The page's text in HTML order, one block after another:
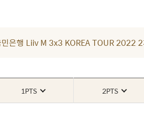
은행 Liiv M 3x3 KOREA TOUR 2022
1PTS 2PTS